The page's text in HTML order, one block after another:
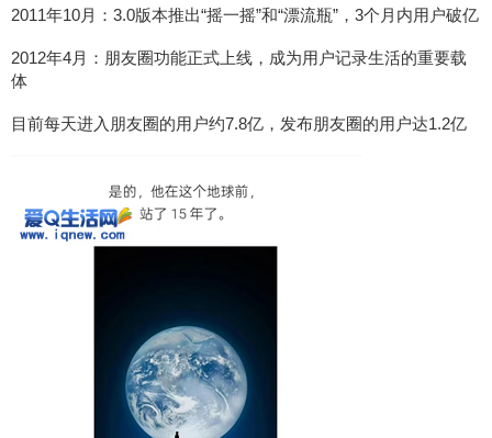
2011年10月：3.0版本推出“摇一摇”和“漂流瓶”，3个月内用户破亿
2012年4月：朋友圈功能正式上线，成为用户记录生活的重要载
体
目前每天进入朋友圈的用户约7.8亿，发布朋友圈的用户达1.2亿